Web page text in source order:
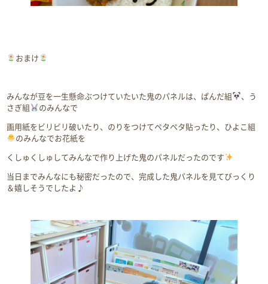
おまけ
みんなが豆を一生懸命ぶつけていたいた鬼のパネルは、ぱんだ組
、う
さぎ組
のみんなで
画用紙をビリビリ破いたり、のりをつけてペタペタ貼ったり、ひよこ組
のみんなでお花紙を
くしゅくしゅしてみんなで作り上げた鬼のパネルだったのです
当日までみんなにも秘密だったので、完成した鬼パネルを見てびっくり
＆嬉しそうでしたよ♪